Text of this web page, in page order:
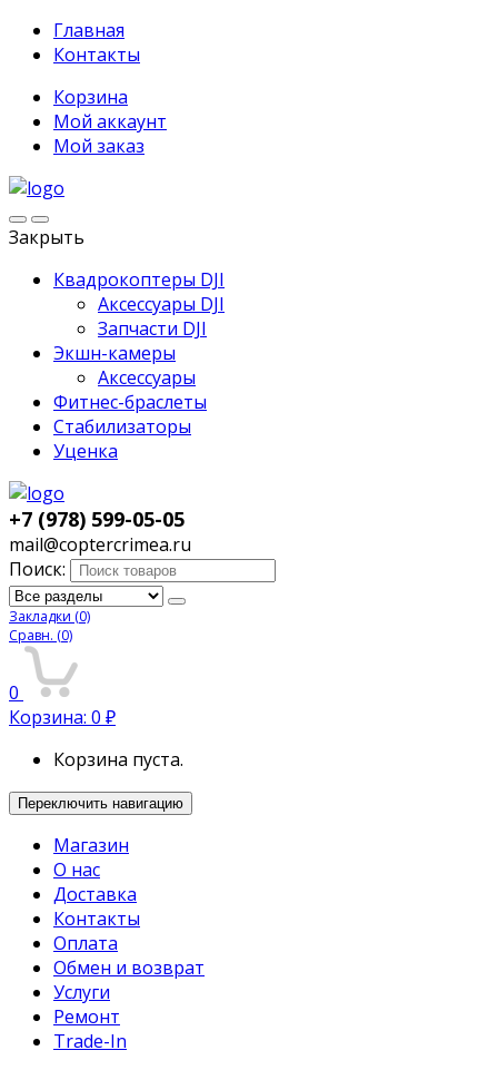
Главная
Контакты
Корзина
Мой аккаунт
Мой заказ
Закрыть
Квадрокоптеры DJI
Аксессуары DJI
Запчасти DJI
Экшн-камеры
Аксессуары
Фитнес-браслеты
Стабилизаторы
Уценка
+7 (978) 599-05-05
mail@coptercrimea.ru
Поиск:
Закладки (0)
Сравн. (0)
0
Корзина: 0 ₽
Корзина пуста.
Переключить навигацию
Магазин
О нас
Доставка
Контакты
Оплата
Обмен и возврат
Услуги
Ремонт
Trade-In